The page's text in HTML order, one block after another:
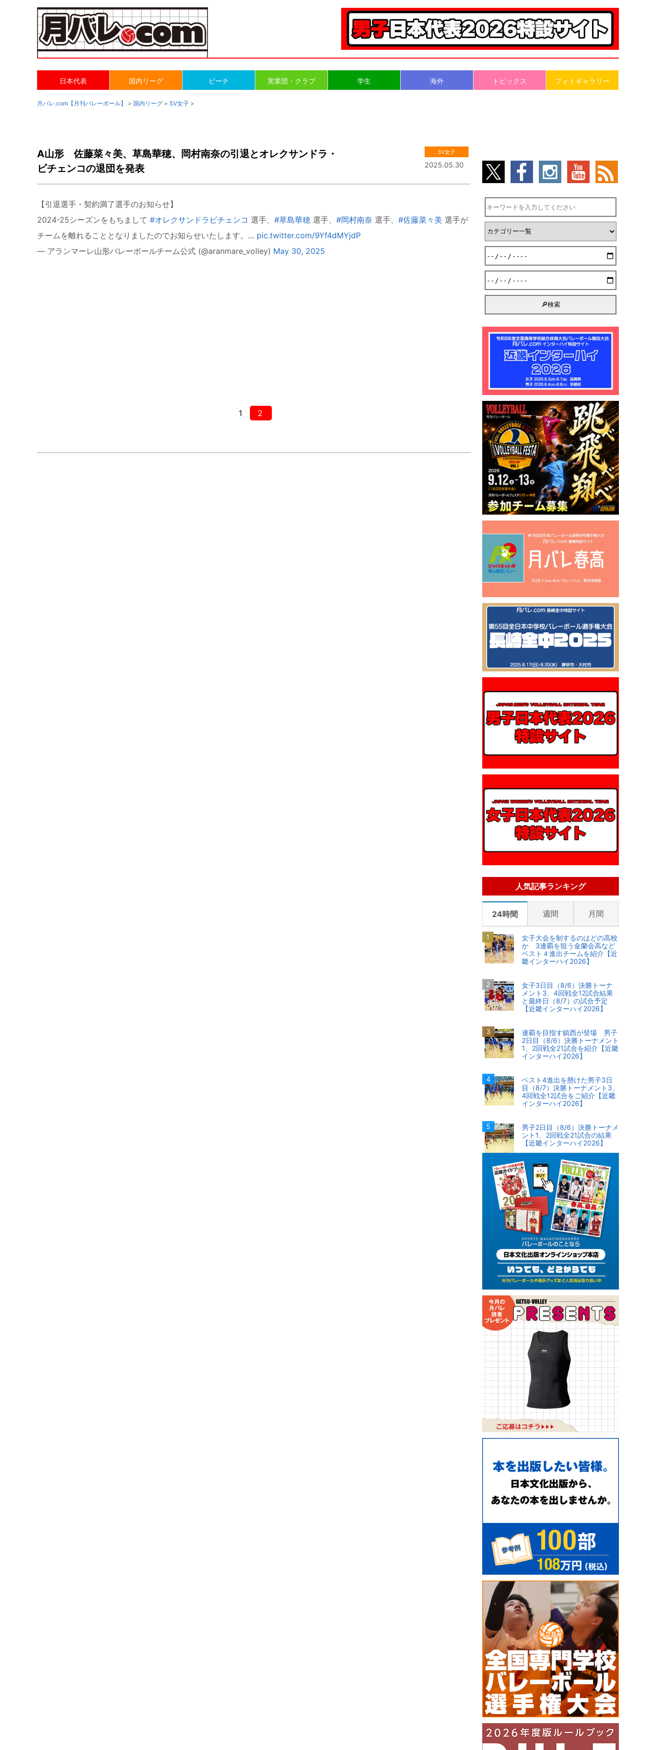
日本代表 国内リーグ ビーチ 実業団・クラブ 学生 海外 トピックス フォトギャラリー
月バレ.com【月刊バレーボール】 > 国内リーグ > SV女子 >
A山形 佐藤菜々美、草島華穂、岡村南奈の引退とオレクサンドラ・
ビチェンコの退団を発表
SV女子
2025.05.30
【引退選手・契約満了選手のお知らせ】
2024-25シーズンをもちまして #オレクサンドラビチェンコ 選手、 #草島華穂 選手、 #岡村南奈 選手、 #佐藤菜々美 選手が
チームを離れることとなりましたのでお知らせいたします。… pic.twitter.com/9Yf4dMYjdP
— アランマーレ山形バレーボールチーム公式 (@aranmare_volley) May 30, 2025
1 2
人気記事ランキング
24時間 週間 月間
女子大会を制するのはどの高校
か 3連覇を狙う金蘭会高など
ベスト４進出チームを紹介【近
畿インターハイ2026】
女子3日目（8/6）決勝トーナ
メント3、4回戦全12試合結果
と最終日（8/7）の試合予定
【近畿インターハイ2026】
連覇を目指す鎮西が登場 男子
2日目（8/6）決勝トーナメント
1、2回戦全21試合を紹介【近畿
インターハイ2026】
ベスト4進出を懸けた男子3日
目（8/7）決勝トーナメント3、
4回戦全12試合をご紹介【近畿
インターハイ2026】
男子2日目（8/6）決勝トーナメ
ント1、2回戦全21試合の結果
【近畿インターハイ2026】